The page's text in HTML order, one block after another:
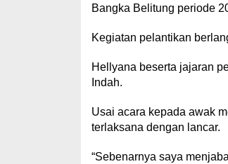
Bangka Belitung periode
Kegiatan pelantikan
Hellyana beserta jajaran
Indah.
Usai acara kepada awak
terlaksana dengan lancar.
“Sebenarnya saya